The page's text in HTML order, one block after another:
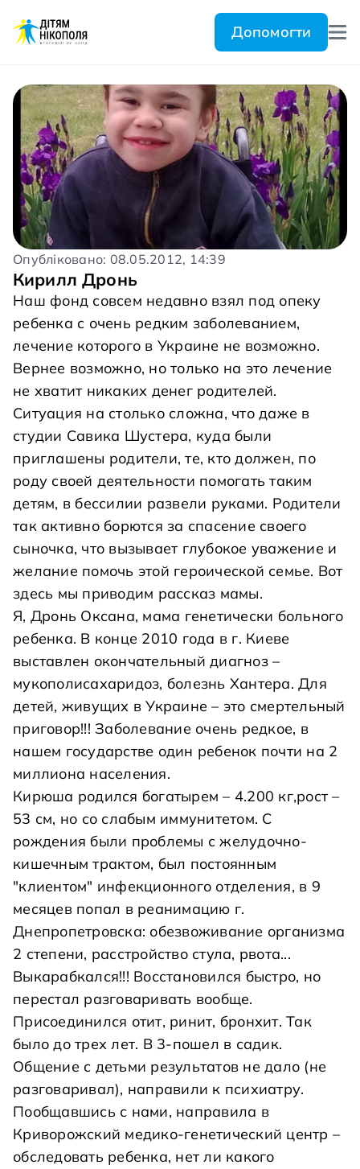
Допомогти
Опубліковано: 08.05.2012, 14:39
Кирилл Дронь
Наш фонд совсем недавно взял под опеку
ребенка с очень редким заболеванием,
лечение которого в Украине не возможно.
Вернее возможно, но только на это лечение
не хватит никаких денег родителей.
Ситуация на столько сложна, что даже в
студии Савика Шустера, куда были
приглашены родители, те, кто должен, по
роду своей деятельности помогать таким
детям, в бессилии развели руками. Родители
так активно борются за спасение своего
сыночка, что вызывает глубокое уважение и
желание помочь этой героической семье. Вот
здесь мы приводим рассказ мамы.
Я, Дронь Оксана, мама генетически больного
ребенка. В конце 2010 года в г. Киеве
выставлен окончательный диагноз –
мукополисахаридоз, болезнь Хантера. Для
детей, живущих в Украине – это смертельный
приговор!!! Заболевание очень редкое, в
нашем государстве один ребенок почти на 2
миллиона населения.
Кирюша родился богатырем – 4.200 кг,рост –
53 см, но со слабым иммунитетом. С
рождения были проблемы с желудочно-
кишечным трактом, был постоянным
"клиентом" инфекционного отделения, в 9
месяцев попал в реанимацию г.
Днепропетровска: обезвоживание организма
2 степени, расстройство стула, рвота...
Выкарабкался!!! Восстановился быстро, но
перестал разговаривать вообще.
Присоединился отит, ринит, бронхит. Так
было до трех лет. В 3-пошел в садик.
Общение с детьми результатов не дало (не
разговаривал), направили к психиатру.
Пообщавшись с нами, направила в
Криворожский медико-генетический центр –
обследовать ребенка, нет ли какого